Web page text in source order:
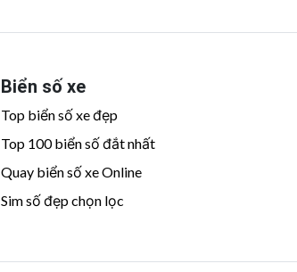
Biển số xe
Top biển số xe đẹp
Top 100 biển số đắt nhất
Quay biển số xe Online
Sim số đẹp chọn lọc